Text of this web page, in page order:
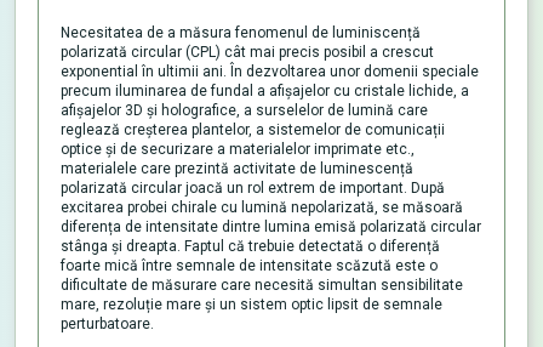
Necesitatea de a măsura fenomenul de luminiscență
polarizată circular (CPL) cât mai precis posibil a crescut
exponential în ultimii ani. În dezvoltarea unor domenii speciale
precum iluminarea de fundal a afișajelor cu cristale lichide, a
afișajelor 3D și holografice, a surselelor de lumină care
reglează creșterea plantelor, a sistemelor de comunicații
optice și de securizare a materialelor imprimate etc.,
materialele care prezintă activitate de luminescență
polarizată circular joacă un rol extrem de important. După
excitarea probei chirale cu lumină nepolarizată, se măsoară
diferența de intensitate dintre lumina emisă polarizată circular
stânga și dreapta. Faptul că trebuie detectată o diferență
foarte mică între semnale de intensitate scăzută este o
dificultate de măsurare care necesită simultan sensibilitate
mare, rezoluție mare și un sistem optic lipsit de semnale
perturbatoare.